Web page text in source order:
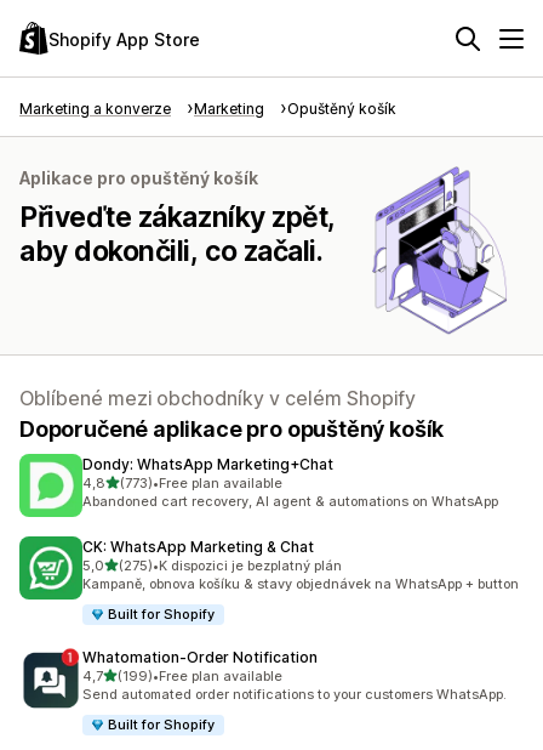
Shopify App Store
Marketing a konverze Marketing Opuštěný košík
Aplikace pro opuštěný košík
Přiveďte zákazníky zpět,
aby dokončili, co začali.
Oblíbené mezi obchodníky v celém Shopify
Doporučené aplikace pro opuštěný košík
Dondy: WhatsApp Marketing+Chat
4,8z 5 hvězd
(773)
Celkový počet recenzí: 773
•Free plan available
Abandoned cart recovery, AI agent & automations on WhatsApp
CK: WhatsApp Marketing & Chat
5,0z 5 hvězd
(275)
Celkový počet recenzí: 275
•K dispozici je bezplatný plán
Kampaně, obnova košíku & stavy objednávek na WhatsApp + button
Built for Shopify
Whatomation‑Order Notification
4,7z 5 hvězd
(199)
Celkový počet recenzí: 199
•Free plan available
Send automated order notifications to your customers WhatsApp.
Built for Shopify